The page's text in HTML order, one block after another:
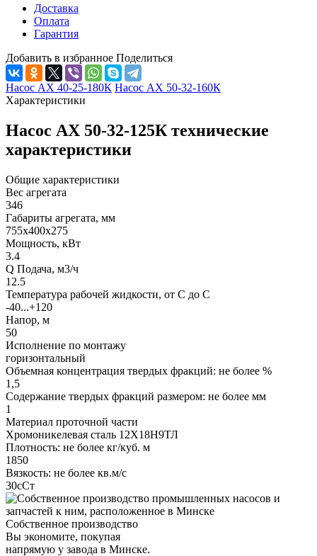
Доставка
Оплата
Гарантия
Добавить в избранное Поделиться
Насос АХ 40-25-180К Насос АХ 50-32-160К
Характеристики
Насос АХ 50-32-125К технические
характеристики
Общие характеристики
Вес агрегата
346
Габариты агрегата, мм
755х400х275
Мощность, кВт
3.4
Q Подача, м3/ч
12.5
Температура рабочей жидкости, от С до С
-40...+120
Напор, м
50
Исполнение по монтажу
горизонтальный
Объемная концентрация твердых фракций: не более %
1,5
Содержание твердых фракций размером: не более мм
1
Материал проточной части
Хромоникелевая сталь 12Х18Н9ТЛ
Плотность: не более кг/куб. м
1850
Вязкость: не более кв.м/с
30сСт
Собственное производство
Вы экономите, покупая
напрямую у завода в Минске.